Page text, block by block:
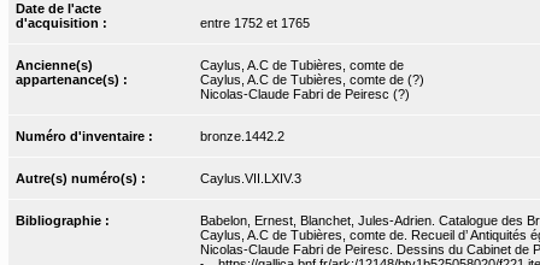
Date de l'acte
d'acquisition :
entre 1752 et 1765
Ancienne(s)
appartenance(s) :
Caylus, A.C de Tubières, comte de
Caylus, A.C de Tubières, comte de (?)
Nicolas-Claude Fabri de Peiresc (?)
Numéro d'inventaire : bronze.1442.2
Autre(s) numéro(s) : Caylus.VII.LXIV.3
Bibliographie :
Babelon, Ernest, Blanchet, Jules-Adrien. Catalogue des
Caylus, A.C de Tubières, comte de. Recueil d’ Antiquités
Nicolas-Claude Fabri de Peiresc. Dessins du Cabinet de